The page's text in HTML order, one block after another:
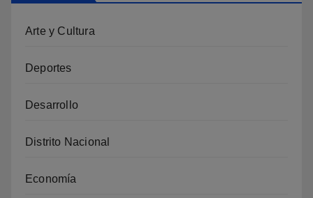
Arte y Cultura
Deportes
Desarrollo
Distrito Nacional
Economía